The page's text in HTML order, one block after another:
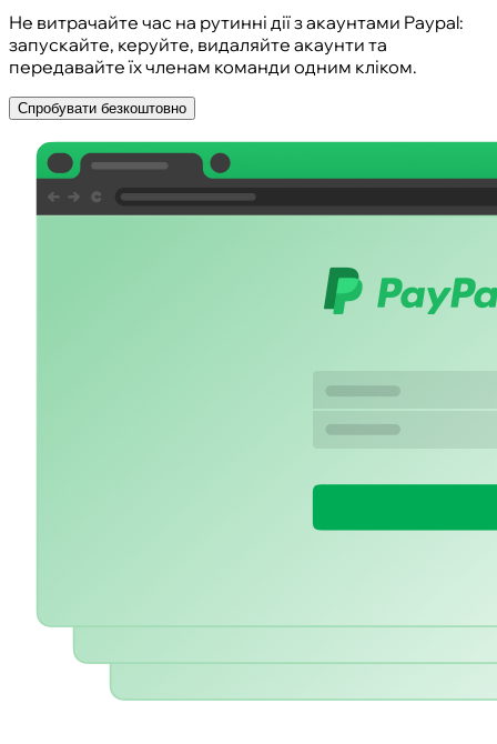
Не витрачайте час на рутинні дії з акаунтами Paypal:
запускайте, керуйте, видаляйте акаунти та
передавайте їх членам команди одним кліком.
Спробувати безкоштовно